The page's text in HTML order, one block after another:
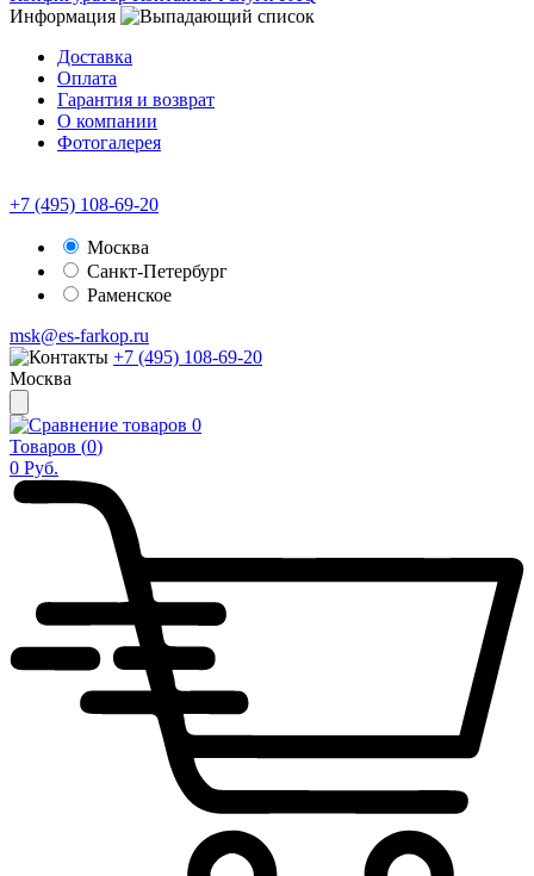
Информация
Доставка
Оплата
Гарантия и возврат
О компании
Фотогалерея
+7 (495) 108-69-20
Москва
Санкт-Петербург
Раменское
msk@es-farkop.ru
+7 (495) 108-69-20
Москва
0
Товаров (0)
0 Руб.